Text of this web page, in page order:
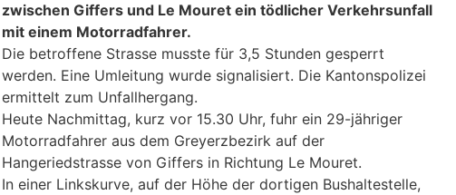
zwischen Giffers und Le Mouret ein tödlicher Verkehrsunfall
mit einem Motorradfahrer.
Die betroffene Strasse musste für 3,5 Stunden gesperrt
werden. Eine Umleitung wurde signalisiert. Die Kantonspolizei
ermittelt zum Unfallhergang.
Heute Nachmittag, kurz vor 15.30 Uhr, fuhr ein 29-jähriger
Motorradfahrer aus dem Greyerzbezirk auf der
Hangeriedstrasse von Giffers in Richtung Le Mouret.
In einer Linkskurve, auf der Höhe der dortigen Bushaltestelle,